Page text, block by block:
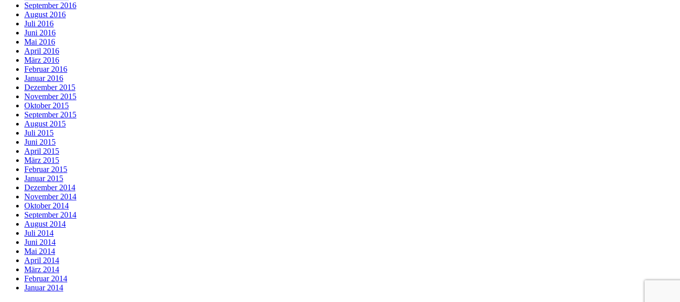
September 2016
August 2016
Juli 2016
Juni 2016
Mai 2016
April 2016
März 2016
Februar 2016
Januar 2016
Dezember 2015
November 2015
Oktober 2015
September 2015
August 2015
Juli 2015
Juni 2015
April 2015
März 2015
Februar 2015
Januar 2015
Dezember 2014
November 2014
Oktober 2014
September 2014
August 2014
Juli 2014
Juni 2014
Mai 2014
April 2014
März 2014
Februar 2014
Januar 2014